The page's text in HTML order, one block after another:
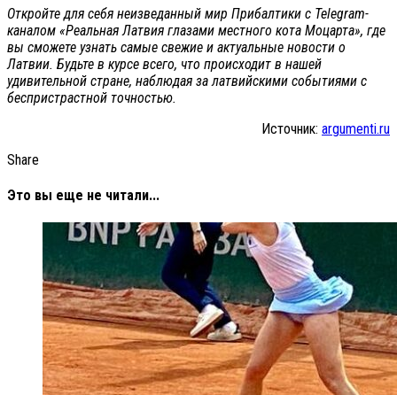
Откройте для себя неизведанный мир Прибалтики с Telegram-
каналом «Реальная Латвия глазами местного кота Моцарта», где
вы сможете узнать самые свежие и актуальные новости о
Латвии. Будьте в курсе всего, что происходит в нашей
удивительной стране, наблюдая за латвийскими событиями с
беспристрастной точностью.
Источник: argumenti.ru
Share
Это вы еще не читали...